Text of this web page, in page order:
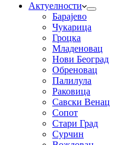
Актуелности
Барајево
Чукарица
Гроцка
Младеновац
Нови Београд
Обреновац
Палилула
Раковица
Савски Венац
Сопот
Стари Град
Сурчин